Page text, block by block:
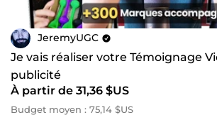
JeremyUGC
Je vais réaliser votre Témoignage
publicité
À partir de 31,36 $US
Budget moyen : 75,14 $US